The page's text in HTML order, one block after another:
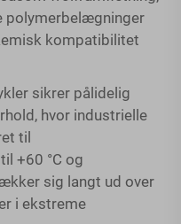
polymerbelægninger
kompatibilitet
sikrer pålidelig
hvor industrielle
til
+60 °C og
sig langt ud over
i ekstreme